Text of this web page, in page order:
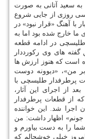
سعید آتانی به صورت
روزی از جایی شروع
آهنگ «قرار نبود» در
خارج شده بود اما به
طلیسچی در ادامه قطعه
های وی ركورددار
است كه هنوز ارزش ها
من»، «دیوونه دوست
پرطرفدار طلیسچی با
از اجرای این آثار،
از قطعات پرطرفدار
اجرا شد. این خواننده
اظهار داشت: من
شما را به دست بیاورم و
خیلی خوشحالم كه